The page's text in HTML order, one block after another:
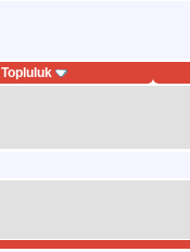
Topluluk